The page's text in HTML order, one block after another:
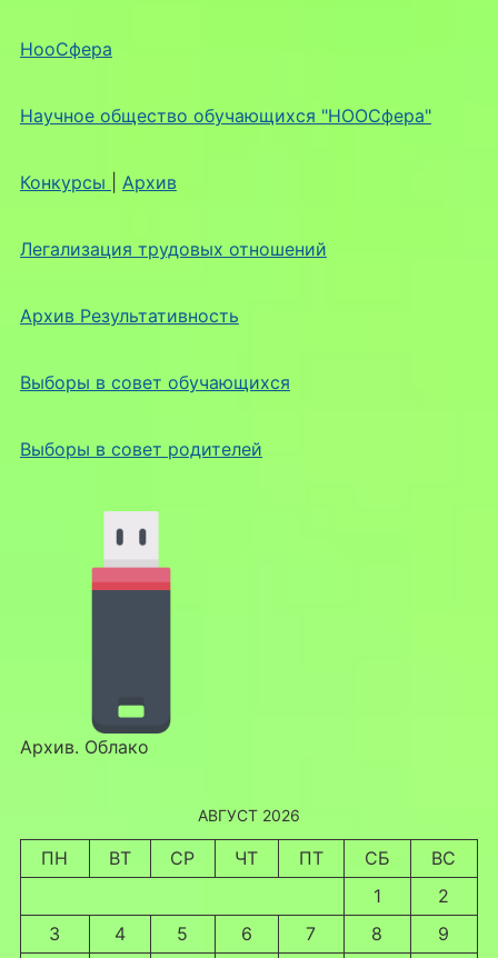
НооСфера
Научное общество обучающихся "НООСфера"
Конкурсы Архив
Легализация трудовых отношений
Архив Результативность
Выборы в совет обучающихся
Выборы в совет родителей
Архив. Облако
АВГУСТ 2026
ПН ВТ СР ЧТ ПТ СБ
ВС
1
2
3
4 5 6 7 8 9